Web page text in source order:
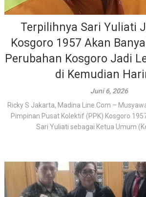
Terpilihnya Sari Yuliati
Kosgoro 1957 Akan
Perubahan Kosgoro Jadi
di Kemudian
Juni 6, 2026
Ricky S Jakarta, Madina Line.Com –
Pimpinan Pusat Kolektif (PPK) Kosgoro
Sari Yuliati sebagai Ketua Umum